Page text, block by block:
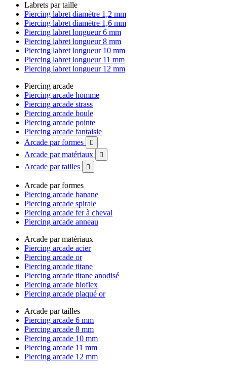
Labrets par taille
Piercing labret diamètre 1,2 mm
Piercing labret diamètre 1,6 mm
Piercing labret longueur 6 mm
Piercing labret longueur 8 mm
Piercing labret longueur 10 mm
Piercing labret longueur 11 mm
Piercing labret longueur 12 mm
Piercing arcade
Piercing arcade homme
Piercing arcade strass
Piercing arcade boule
Piercing arcade pointe
Piercing arcade fantaisie
Arcade par formes

Arcade par matériaux 
Arcade par tailles 
Arcade par formes
Piercing arcade banane
Piercing arcade spirale
Piercing arcade fer à cheval
Piercing arcade anneau
Arcade par matériaux
Piercing arcade acier
Piercing arcade or
Piercing arcade titane
Piercing arcade titane anodisé
Piercing arcade bioflex
Piercing arcade plaqué or
Arcade par tailles
Piercing arcade 6 mm
Piercing arcade 8 mm
Piercing arcade 10 mm
Piercing arcade 11 mm
Piercing arcade 12 mm